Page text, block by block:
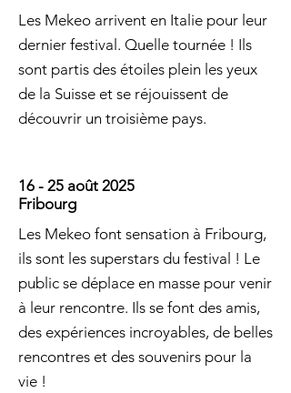
Les Mekeo arrivent en Italie pour leur
dernier festival. Quelle tournée ! Ils
sont partis des étoiles plein les yeux
de la Suisse et se réjouissent de
découvrir un troisième pays.
16 - 25 août 2025
Fribourg
Les Mekeo font sensation à Fribourg,
ils sont les superstars du festival ! Le
public se déplace en masse pour venir
à leur rencontre. Ils se font des amis,
des expériences incroyables, de belles
rencontres et des souvenirs pour la
vie !